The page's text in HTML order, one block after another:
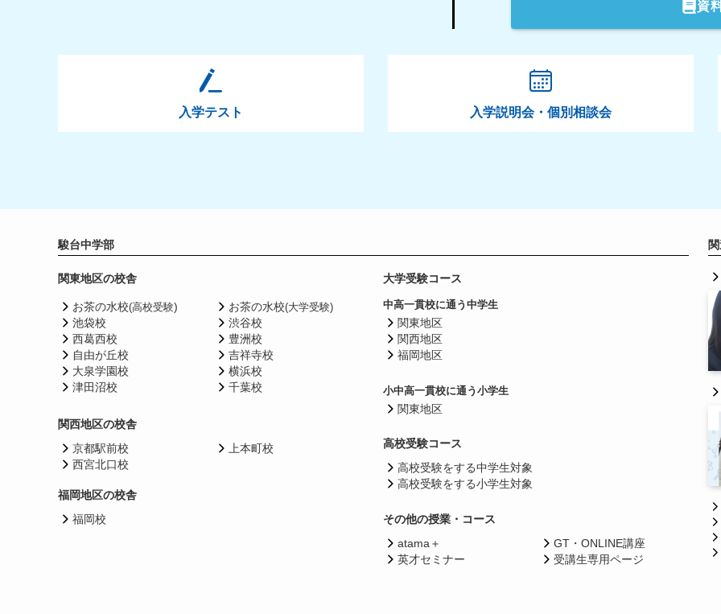
資
入学テスト 入学説明会・個別相談会
駿台中学部
関東地区の校舎
お茶の水校(高校受験)
池袋校
西葛西校
自由が丘校
大泉学園校
津田沼校
お茶の水校(大学受験)
渋谷校
豊洲校
吉祥寺校
横浜校
千葉校
関西地区の校舎
京都駅前校
西宮北口校
上本町校
福岡地区の校舎
福岡校
大学受験コース
中高一貫校に通う中学生
関東地区
関西地区
福岡地区
小中高一貫校に通う小学生
関東地区
高校受験コース
高校受験をする中学生対象
高校受験をする小学生対象
その他の授業・コース
atama＋
英才セミナー
GT・ONLINE講座
受講生専用ページ